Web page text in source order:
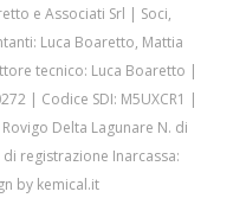
e Associati Srl | Soci,
Luca Boaretto, Mattia
tecnico: Luca Boaretto |
| Codice SDI: M5UXCR1 |
Delta Lagunare N. di
registrazione Inarcassa:
by kemical.it